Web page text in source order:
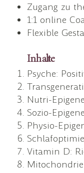
Zugang zu
1:1 online
Flexible
Inhalte
Psyche:
Nutri-
Sozio-
Physio-
Vitamin D: